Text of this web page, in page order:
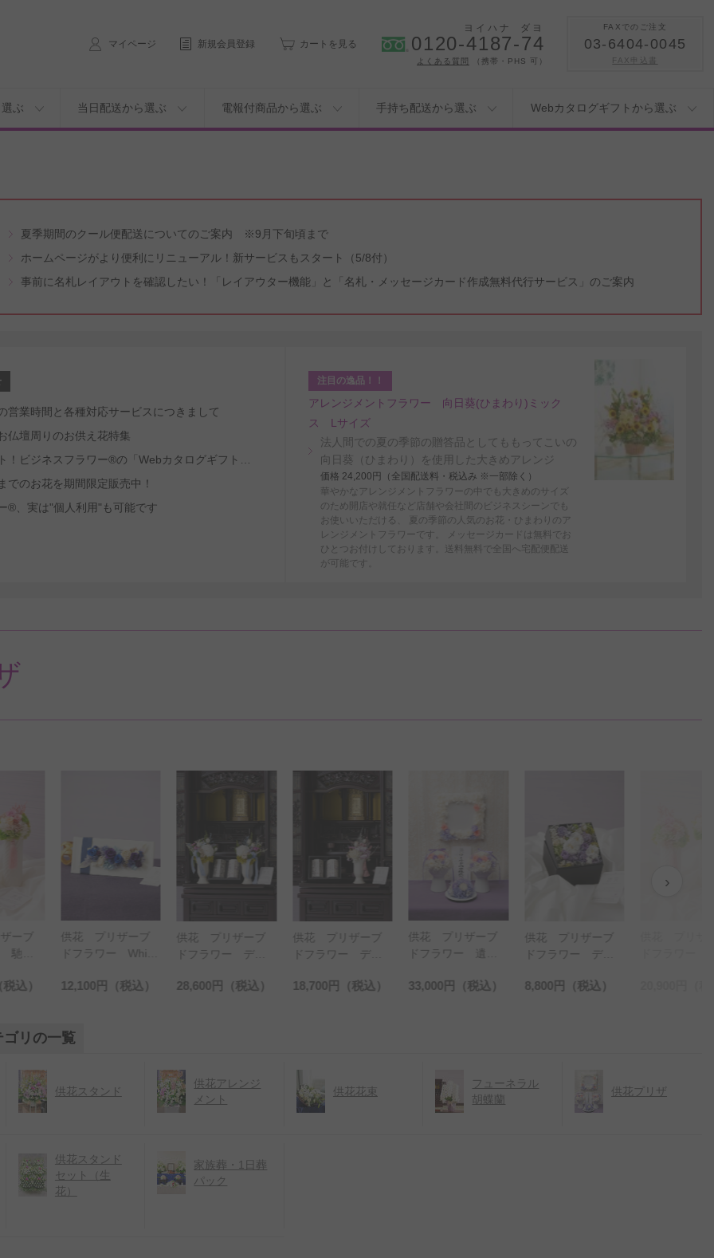
マイページ 新規会員登録 カートを見る
ヨイハナ ダヨ
0120-4187-74
よくある質問 （携帯・PHS 可）
FAXでのご注文
03-6404-0045
FAX申込書
ぶ 当日配送から選ぶ 電報付商品から選ぶ 手持ち配送から選ぶ Webカタログギフトから選ぶ
夏季期間のクール便配送についてのご案内 ※9月下旬頃まで
ホームページがより便利にリニューアル！新サービスもスタート（5/8付）
事前に名札レイアウトを確認したい！「レイアウター機能」と「名札・メッセージカード作成無料代行サービス」のご案内
営業時間と各種対応サービスにつきまして
仏壇周りのお供え花特集
でのお花を期間限定販売中！
®、実は"個人利用"も可能です
注目の逸品！！
アレンジメントフラワー 向日葵(ひまわり)ミック
ス Lサイズ
法人間での夏の季節の贈答品としてももってこいの
向日葵（ひまわり）を使用した大きめアレンジ
価格 24,200円（全国配送料・税込み ※一部除く）
華やかなアレンジメントフラワーの中でも大きめのサイズ
のため開店や就任など店舗や会社間のビジネスシーンでも
お使いいただける、 夏の季節の人気のお花・ひまわりのア
レンジメントフラワーです。 メッセージカードは無料でお
ひとつお付けしております。送料無料で全国へ宅配便配送
が可能です。
›
ーブ
馳（1
税込）
供花 プリザーブ
ドフラワー White
12,100円 （税込）
供花 プリザーブ
ドフラワー デザ
リア（1対）と和モ
28,600円 （税込）
供花 プリザーブ
ドフラワー デザ
（ピンク）と和モ
18,700円 （税込）
供花 プリザーブ
ドフラワー 遺影
ト
33,000円 （税込）
供花 プリザーブ
ドフラワー デザ
BOXフラワー（Mサ
8,800円 （税込）
リの一覧
供花スタンド
供花アレンジ
メント
供花花束
フューネラル
胡蝶蘭
供花プリザ
供花スタンド
セット（生
花）
家族葬・1日葬
パック